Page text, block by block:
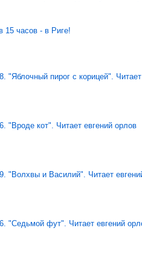
часов - в Риге!
"Яблочный пирог с корицей".
"Вроде кот". Читает евгений орлов
"Волхвы и Василий". Читает
"Седьмой фут". Читает евгений